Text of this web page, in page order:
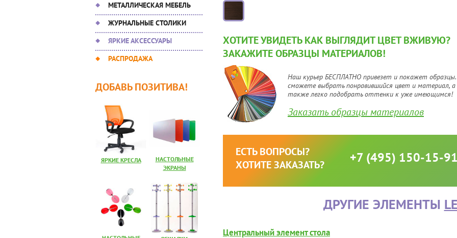
МЕТАЛЛИЧЕСКАЯ МЕБЕЛЬ
ЖУРНАЛЬНЫЕ СТОЛИКИ
ЯРКИЕ АКСЕССУАРЫ
РАСПРОДАЖА
ДОБАВЬ ПОЗИТИВА!
ЯРКИЕ КРЕСЛА
НАСТОЛЬНЫЕ
ЭКРАНЫ
ХОТИТЕ УВИДЕТЬ КАК ВЫГЛЯДИТ ЦВЕТ ВЖИВУЮ?
ЗАКАЖИТЕ ОБРАЗЦЫ МАТЕРИАЛОВ!
Наш курьер БЕСПЛАТНО привезет и покажет
сможете выбрать понравившийся цвет и материал, а
также легко подобрать оттенки к уже имеющимся!
Заказать образцы материалов
ЕСТЬ ВОПРОСЫ?
ХОТИТЕ ЗАКАЗАТЬ?
+7 (495) 150-15-91
ДРУГИЕ ЭЛЕМЕНТЫ
Центральный элемент стола